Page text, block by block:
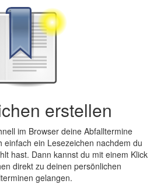
erstellen
im Browser deine Abfalltermine
einfach ein Lesezeichen nachdem du
hast. Dann kannst du mit einem Klick
direkt zu deinen persönlichen
gelangen.